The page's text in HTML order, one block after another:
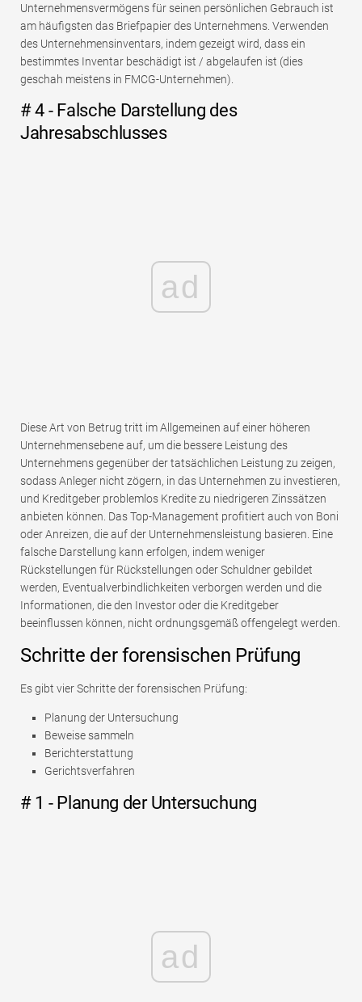
Unternehmensvermögens für seinen persönlichen Gebrauch ist
am häufigsten das Briefpapier des Unternehmens. Verwenden
des Unternehmensinventars, indem gezeigt wird, dass ein
bestimmtes Inventar beschädigt ist / abgelaufen ist (dies
geschah meistens in FMCG-Unternehmen).
# 4 - Falsche Darstellung des
Jahresabschlusses
ad
Diese Art von Betrug tritt im Allgemeinen auf einer höheren
Unternehmensebene auf, um die bessere Leistung des
Unternehmens gegenüber der tatsächlichen Leistung zu zeigen,
sodass Anleger nicht zögern, in das Unternehmen zu investieren,
und Kreditgeber problemlos Kredite zu niedrigeren Zinssätzen
anbieten können. Das Top-Management profitiert auch von Boni
oder Anreizen, die auf der Unternehmensleistung basieren. Eine
falsche Darstellung kann erfolgen, indem weniger
Rückstellungen für Rückstellungen oder Schuldner gebildet
werden, Eventualverbindlichkeiten verborgen werden und die
Informationen, die den Investor oder die Kreditgeber
beeinflussen können, nicht ordnungsgemäß offengelegt werden.
Schritte der forensischen Prüfung
Es gibt vier Schritte der forensischen Prüfung:
Planung der Untersuchung
Beweise sammeln
Berichterstattung
Gerichtsverfahren
# 1 - Planung der Untersuchung
ad